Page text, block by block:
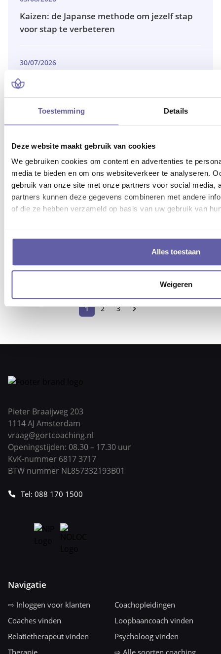
Toestemming Details
Deze website maakt gebruik van cookies
We gebruiken cookies om content en advertenties te
media te bieden en om ons websiteverkeer te analyseren.
gebruik van onze site met onze partners voor social media,
partners kunnen deze gegevens combineren met andere
of die ze hebben verzameld op basis van uw gebruik van
Alles toestaan
Weigeren
Kaizen: de Japanse methode om jezelf stap
voor stap te verbeteren
30/07/2026
Coaching vergoed krijgen? Ontdek jouw cao,
ontwikkelbudget of branchefonds
29/07/2026
Waarom werkgevers vaak vergoeden
Niet gevonden wat je zoekt?
Onze coaches helpen je graag met
Kies jouw coach
1 2 3
Pieter Braaijweg 203
1114 AJ Amsterdam
vraag@gortcoaching.nl
Openingstijden: 08.30 – 17.30 uur
KvK-nummer 6817 3717
BTW nummer NL857332193B01
Tel: 088 170 1500
Navigatie
⇨ Inloggen voor klanten
Coachopleidingen
Coaches vinden
Loopbaancoach vinden
Relatietherapeut vinden
Psycholoog vinden